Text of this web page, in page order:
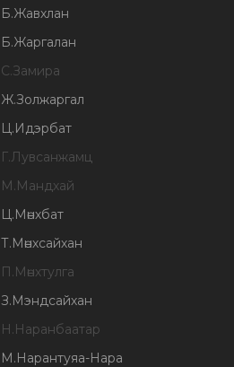
Б.Жавхлан
Б.Жаргалан
С.Замира
Ж.Золжаргал
Ц.Идэрбат
Г.Лувсанжамц
М.Мандхай
Ц.Мөнхбат
Т.Мөнхсайхан
П.Мөнхтулга
З.Мэндсайхан
Н.Наранбаатар
М.Нарантуяа-Нара